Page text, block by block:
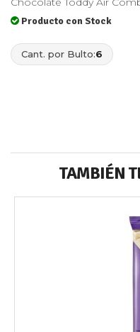
Producto con Stock
Cant. por Bulto:6
TAMBIÉN